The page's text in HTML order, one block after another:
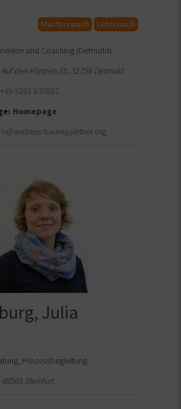
Mastercoach Lehrcoach
und Coaching (Detmold)
Auf den Klippen 35, 32756Detmold
+49 5231 870551
Homepage
baumgaertner.org
Julia
Prozessbegleitung
48565Steinfurt